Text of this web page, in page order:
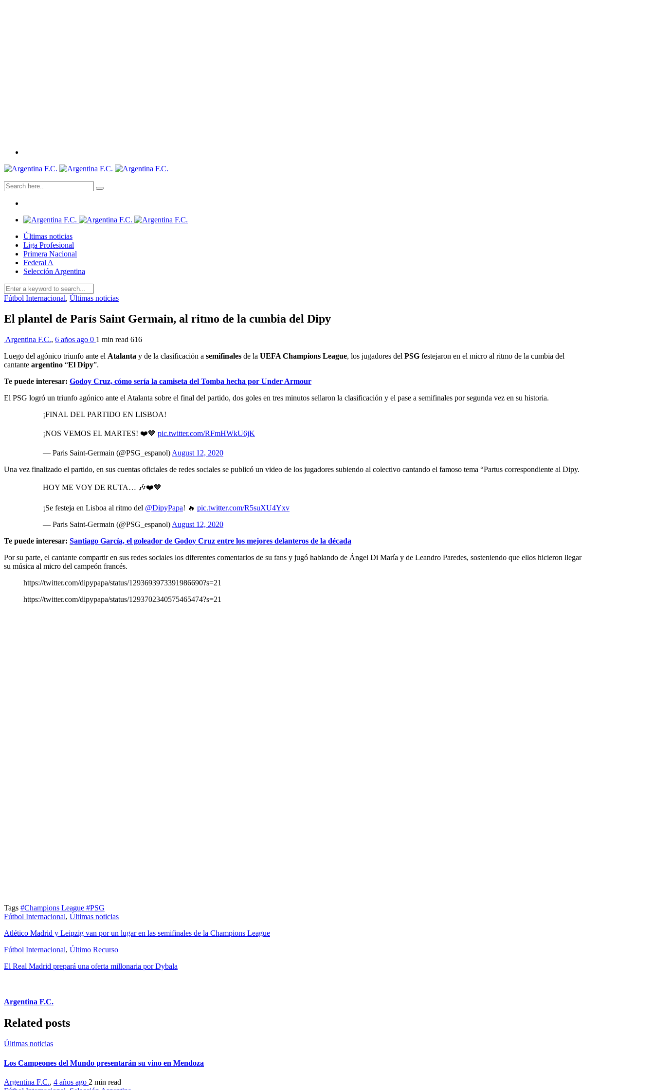
Últimas noticias
Liga Profesional
Primera Nacional
Federal A
Selección Argentina
Fútbol Internacional, Últimas noticias
El plantel de París Saint Germain, al ritmo de la cumbia del Dipy
Argentina F.C., 6 años ago 0 1 min read 616
Luego del agónico triunfo ante el Atalanta y de la clasificación a semifinales de la UEFA Champions League, los jugadores del PSG festejaron en el micro al ritmo de la cumbia del
cantante argentino “El Dipy”.
Te puede interesar: Godoy Cruz, cómo sería la camiseta del Tomba hecha por Under Armour
El PSG logró un triunfo agónico ante el Atalanta sobre el final del partido, dos goles en tres minutos sellaron la clasificación y el pase a semifinales por segunda vez en su historia.
¡FINAL DEL PARTIDO EN LISBOA!
¡NOS VEMOS EL MARTES! ❤️💙 pic.twitter.com/RFmHWkU6jK
— Paris Saint-Germain (@PSG_espanol) August 12, 2020
Una vez finalizado el partido, en sus cuentas oficiales de redes sociales se publicó un video de los jugadores subiendo al colectivo cantando el famoso tema “Partus correspondiente al Dipy.
HOY ME VOY DE RUTA… 🎶❤️💙
¡Se festeja en Lisboa al ritmo del @DipyPapa! 🔥 pic.twitter.com/R5suXU4Yxv
— Paris Saint-Germain (@PSG_espanol) August 12, 2020
Te puede interesar: Santiago García, el goleador de Godoy Cruz entre los mejores delanteros de la década
Por su parte, el cantante compartir en sus redes sociales los diferentes comentarios de su fans y jugó hablando de Ángel Di María y de Leandro Paredes, sosteniendo que ellos hicieron llegar
su música al micro del campeón francés.
https://twitter.com/dipypapa/status/1293693973391986690?s=21
https://twitter.com/dipypapa/status/1293702340575465474?s=21
Tags #Champions League #PSG
Fútbol Internacional, Últimas noticias
Atlético Madrid y Leipzig van por un lugar en las semifinales de la Champions League
Fútbol Internacional, Último Recurso
El Real Madrid prepará una oferta millonaria por Dybala
Argentina F.C.
Related posts
Últimas noticias
Los Campeones del Mundo presentarán su vino en Mendoza
Argentina F.C., 4 años ago 2 min read